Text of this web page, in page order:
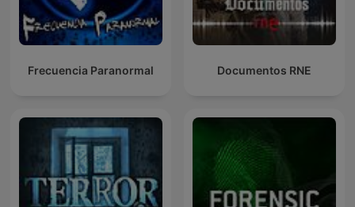
Frecuencia Paranormal Documentos RNE